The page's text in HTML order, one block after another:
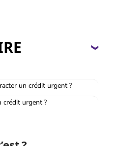
un crédit urgent ?
crédit urgent ?